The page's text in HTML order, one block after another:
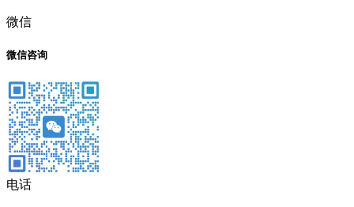
微信
微信咨询
电话